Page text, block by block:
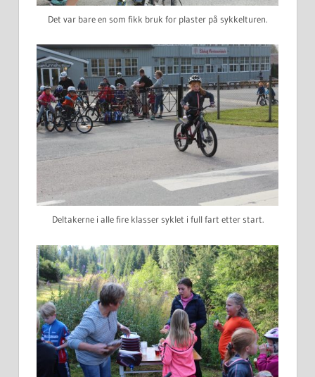
Det var bare en som fikk bruk for plaster på sykkelturen.
Deltakerne i alle fire klasser syklet i full fart etter start.